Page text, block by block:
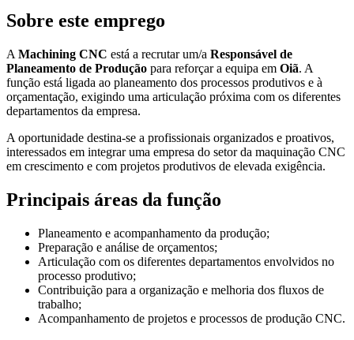
Sobre este emprego
A Machining CNC está a recrutar um/a Responsável de
Planeamento de Produção para reforçar a equipa em Oiã. A
função está ligada ao planeamento dos processos produtivos e à
orçamentação, exigindo uma articulação próxima com os diferentes
departamentos da empresa.
A oportunidade destina-se a profissionais organizados e proativos,
interessados em integrar uma empresa do setor da maquinação CNC
em crescimento e com projetos produtivos de elevada exigência.
Principais áreas da função
Planeamento e acompanhamento da produção;
Preparação e análise de orçamentos;
Articulação com os diferentes departamentos envolvidos no
processo produtivo;
Contribuição para a organização e melhoria dos fluxos de
trabalho;
Acompanhamento de projetos e processos de produção CNC.